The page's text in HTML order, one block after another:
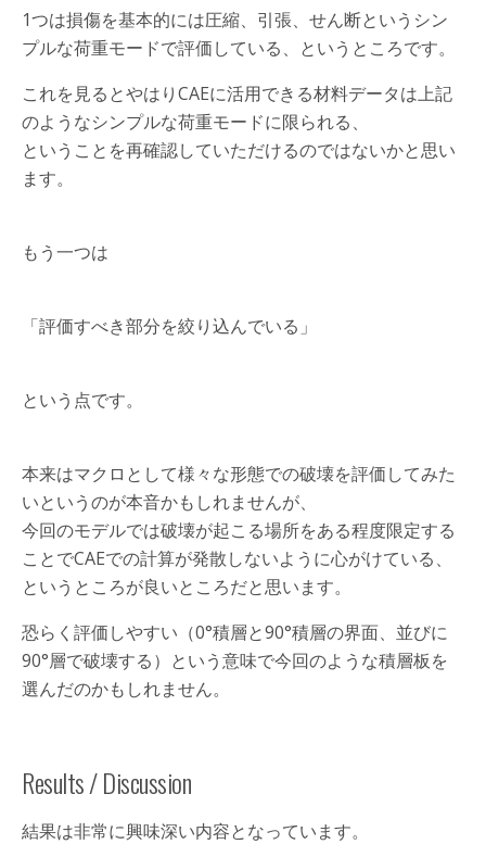
1つは損傷を基本的には圧縮、引張、せん断というシン
プルな荷重モードで評価している、というところです。
これを見るとやはりCAEに活用できる材料データは上記
のようなシンプルな荷重モードに限られる、
ということを再確認していただけるのではないかと思い
ます。
もう一つは
「評価すべき部分を絞り込んでいる」
という点です。
本来はマクロとして様々な形態での破壊を評価してみた
いというのが本音かもしれませんが、
今回のモデルでは破壊が起こる場所をある程度限定する
ことでCAEでの計算が発散しないように心がけている、
というところが良いところだと思います。
恐らく評価しやすい（0°積層と90°積層の界面、並びに
90°層で破壊する）という意味で今回のような積層板を
選んだのかもしれません。
Results / Discussion
結果は非常に興味深い内容となっています。